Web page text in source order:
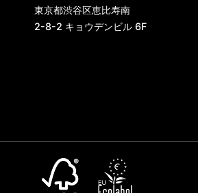
東京都渋谷区恵比寿南
2-8-2 キョウデンビル 6F